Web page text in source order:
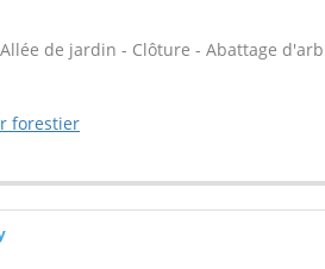
de jardin - Clôture - Abattage
forestier